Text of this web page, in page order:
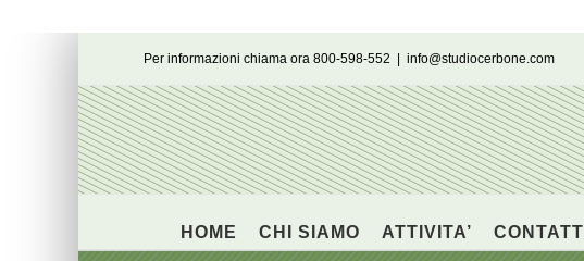
Per informazioni chiama ora 800-598-552 info@studiocerbone.com
HOME CHI SIAMO ATTIVITA’ CONTATTI